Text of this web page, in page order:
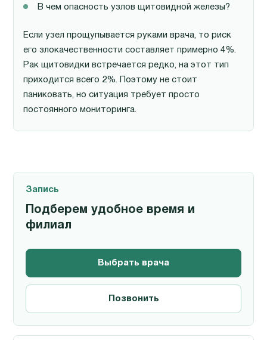
Запись
Подберем удобное время и
филиал
Выбрать врача
Позвонить
В чем опасность узлов щитовидной железы?
Если узел прощупывается руками врача, то риск
его злокачественности составляет примерно 4%.
Рак щитовидки встречается редко, на этот тип
приходится всего 2%. Поэтому не стоит
паниковать, но ситуация требует просто
постоянного мониторинга.